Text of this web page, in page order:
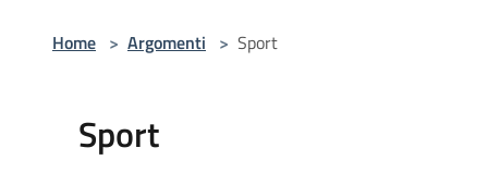
Home > Argomenti > Sport
Sport